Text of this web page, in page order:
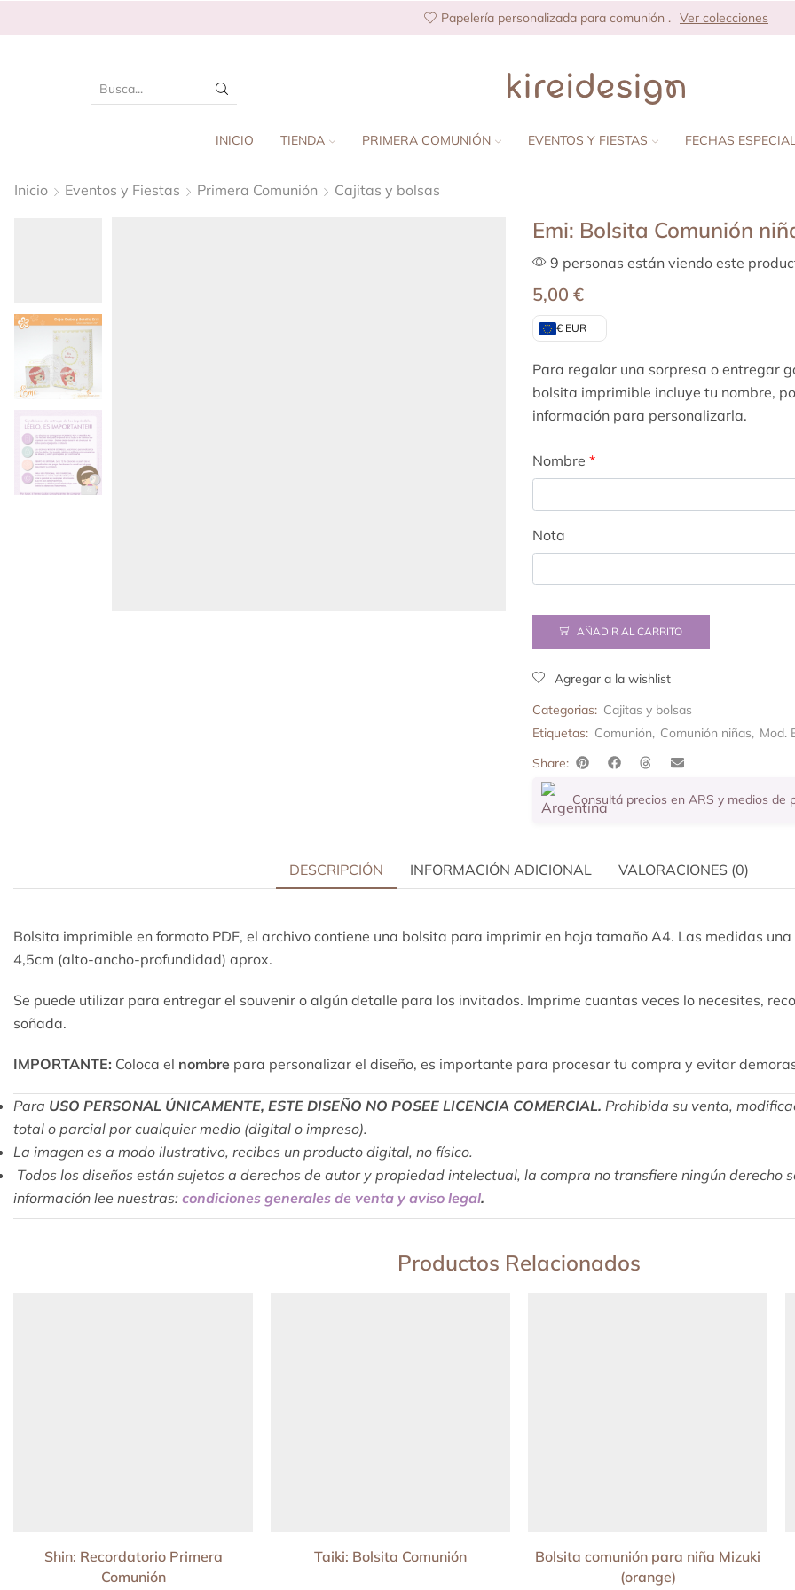
Papelería personalizada para comunión . Ver colecciones
INICIO TIENDA PRIMERA COMUNIÓN EVENTOS Y FIESTAS FECHAS
Inicio Eventos y Fiestas Primera Comunión Cajitas y bolsas
Emi: Bolsita Comunión
9 personas están viendo este
5,00 €
€ EUR
Para regalar una sorpresa o entregar
bolsita imprimible incluye tu nombre,
información para personalizarla.
Nombre *
Nota
AÑADIR AL CARRITO
Agregar a la wishlist
Categorias: Cajitas y bolsas
Etiquetas: Comunión, Comunión niñas, Mod.
Share:
Consultá precios en ARS y medios de
DESCRIPCIÓN INFORMACIÓN ADICIONAL VALORACIONES (0)
Bolsita imprimible en formato PDF, el archivo contiene una bolsita para imprimir en hoja tamaño A4. Las medidas
4,5cm (alto-ancho-profundidad) aprox.
Se puede utilizar para entregar el souvenir o algún detalle para los invitados. Imprime cuantas veces lo necesites,
soñada.
IMPORTANTE: Coloca el nombre para personalizar el diseño, es importante para procesar tu compra y evitar
Para USO PERSONAL ÚNICAMENTE, ESTE DISEÑO NO POSEE LICENCIA COMERCIAL. Prohibida su venta,
total o parcial por cualquier medio (digital o impreso).
La imagen es a modo ilustrativo, recibes un producto digital, no físico.
Todos los diseños están sujetos a derechos de autor y propiedad intelectual, la compra no transfiere ningún derecho
información lee nuestras: condiciones generales de venta y aviso legal.
Productos Relacionados
Shin: Recordatorio Primera
Comunión
Taiki: Bolsita Comunión
Bolsita comunión para niña Mizuki
(orange)